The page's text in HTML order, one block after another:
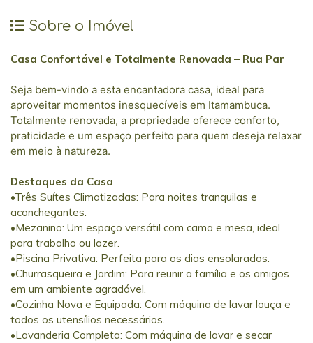
Sobre o Imóvel
Casa Confortável e Totalmente Renovada – Rua Par
Seja bem-vindo a esta encantadora casa, ideal para
aproveitar momentos inesquecíveis em Itamambuca.
Totalmente renovada, a propriedade oferece conforto,
praticidade e um espaço perfeito para quem deseja relaxar
em meio à natureza.
Destaques da Casa
•Três Suítes Climatizadas: Para noites tranquilas e
aconchegantes.
•Mezanino: Um espaço versátil com cama e mesa, ideal
para trabalho ou lazer.
•Piscina Privativa: Perfeita para os dias ensolarados.
•Churrasqueira e Jardim: Para reunir a família e os amigos
em um ambiente agradável.
•Cozinha Nova e Equipada: Com máquina de lavar louça e
todos os utensílios necessários.
•Lavanderia Completa: Com máquina de lavar e secar